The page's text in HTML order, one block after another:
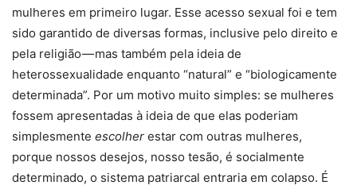
mulheres em primeiro lugar. Esse acesso sexual foi e tem
sido garantido de diversas formas, inclusive pelo direito e
pela religião — mas também pela ideia de
heterossexualidade enquanto “natural” e “biologicamente
determinada”. Por um motivo muito simples: se mulheres
fossem apresentadas à ideia de que elas poderiam
simplesmente escolher estar com outras mulheres,
porque nossos desejos, nosso tesão, é socialmente
determinado, o sistema patriarcal entraria em colapso. É